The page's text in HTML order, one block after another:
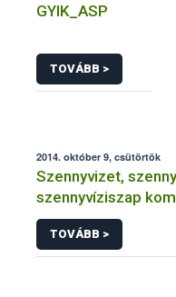
GYIK_ASP
TOVÁBB >
2014. október 9, csütörtök
Szennyvizet,
szennyvíziszap
TOVÁBB >